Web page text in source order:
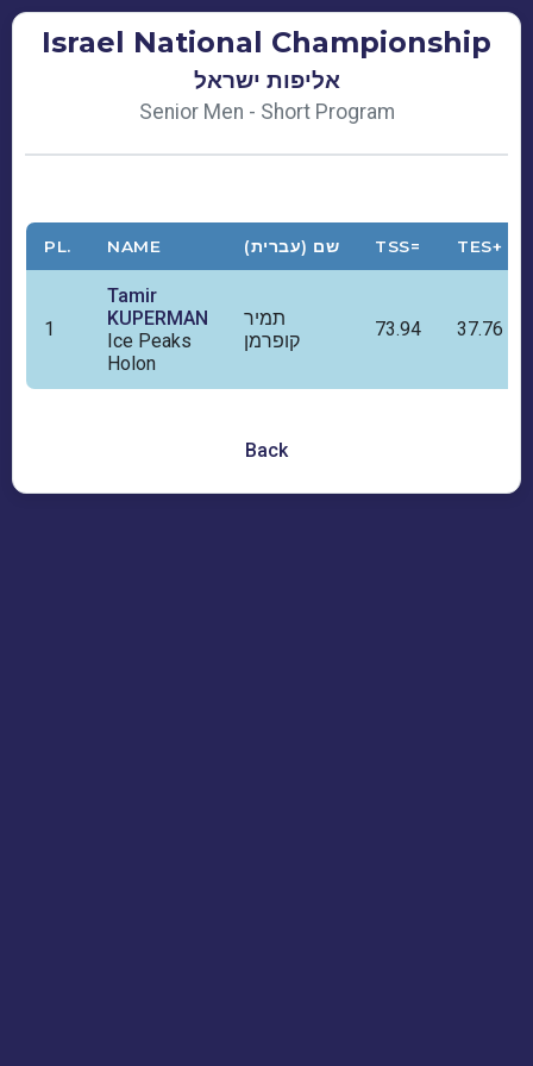
Israel National Championship
אליפות ישראל
Senior Men - Short Program
PL. NAME שם (עברית) TSS= TES+
1
Tamir
KUPERMAN
Ice Peaks
Holon
תמיר
קופרמן
73.94 37.76
Back